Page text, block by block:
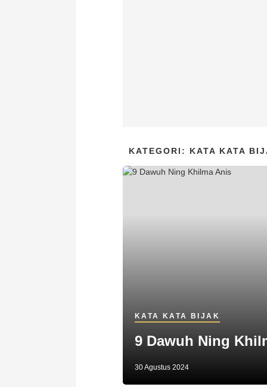
KATEGORI: KATA KATA
KATA KATA BIJAK
9 Dawuh Ning
30 Agustus 2024